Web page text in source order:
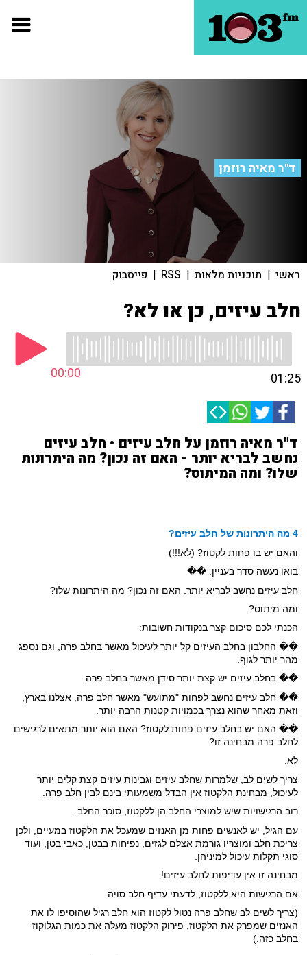
ד"ר מאיה רוזמן
ראשי | תוכניות מלאות |
RSS
| פייסבוק
חלב עיזים, כן או לא?
00:00 01:25
ד"ר מאיה רוזמן על חלב עיזים • חלב עיזים
נחשב לבריא יותר - האם זה נכון? מה היתרונות
שלו? ומה המיתוס?
4 מה היתרונות של חלב עיזים?
והאם יש בו פחות לקטוז? (לא!!!)
בואו נעשה סדר בעניין:��
חלב עיזים נחשב לבריא יותר. האם זה נכון? מה היתרונות שלו?
ומה מיתוס?
הכנתי לכם סיכום קצר בנקודות חשובות:
�� החלבון בחלב העיזים קל יותר לעיכול מאשר בחלב פרה, וגם נספג
מהר יותר לגוף.
�� בחלב עיזים יש קצת יותר סידן מאשר בחלב פרה.
�� חלב עיזים נחשב לפחות "מתועש" מאשר חלב פרה, אצלנו בארץ,
וזאת מאחר שהוא נצרך בכמויות קטנות הרבה יותר.
�� האם יש בחלב עיזים פחות לקטוז? האם הוא יותר מתאים לרגישים
לחלב פרה מבחינה זו?
לא.
צריך לשים לב, שלמרות שחלב עיזים וגבינות עיזים קצת קלים יותר
לעיכול, מבחינת הלקטוז אין הבדל משמעותי בינם לבין חלב פרה.
רוב הרגישויות שיש למוצרי החלב הן ללקטוז, סוכר החלב.
עם הגיל, יש לאנשים פחות מן האנזים שמעכל את הלקטוז במעיים, ולכן
צריכת חלב ומוצריו גורמת אצלם לגזים, נפיחות בבטן, כאבי בטן, ועוד
סוגי תקלות עיכול למיניהן.
מבחינה זו אין עדיפות לחלב עיזים!
אם הרגישות היא ללקטוז, לדעתי עדיף חלב סויה.
(צריך לשים לב שחלב פרה נטול לקטוז הוא חלב רגיל שהוסיפו לו את
האנזים שמפרק את הלקטוז, פירוק הלקטוז מעלה את כמות הגלוקוז
בחלב כזה.)